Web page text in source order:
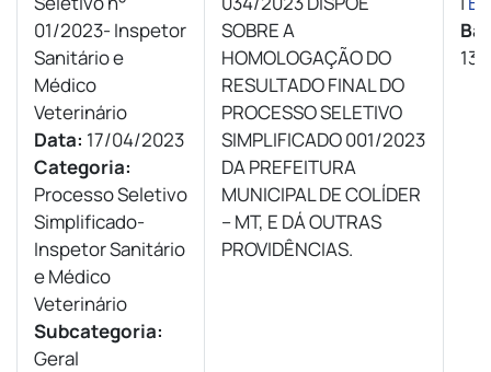
01/2023- Inspetor
Sanitário e
Médico
Veterinário
Data: 17/04/2023
Categoria:
Processo Seletivo
Simplificado-
Inspetor Sanitário
e Médico
Veterinário
Subcategoria:
Geral
SOBRE A
HOMOLOGAÇÃO DO
RESULTADO FINAL DO
PROCESSO SELETIVO
SIMPLIFICADO 001/2023
DA PREFEITURA
MUNICIPAL DE COLÍDER
– MT, E DÁ OUTRAS
PROVIDÊNCIAS.